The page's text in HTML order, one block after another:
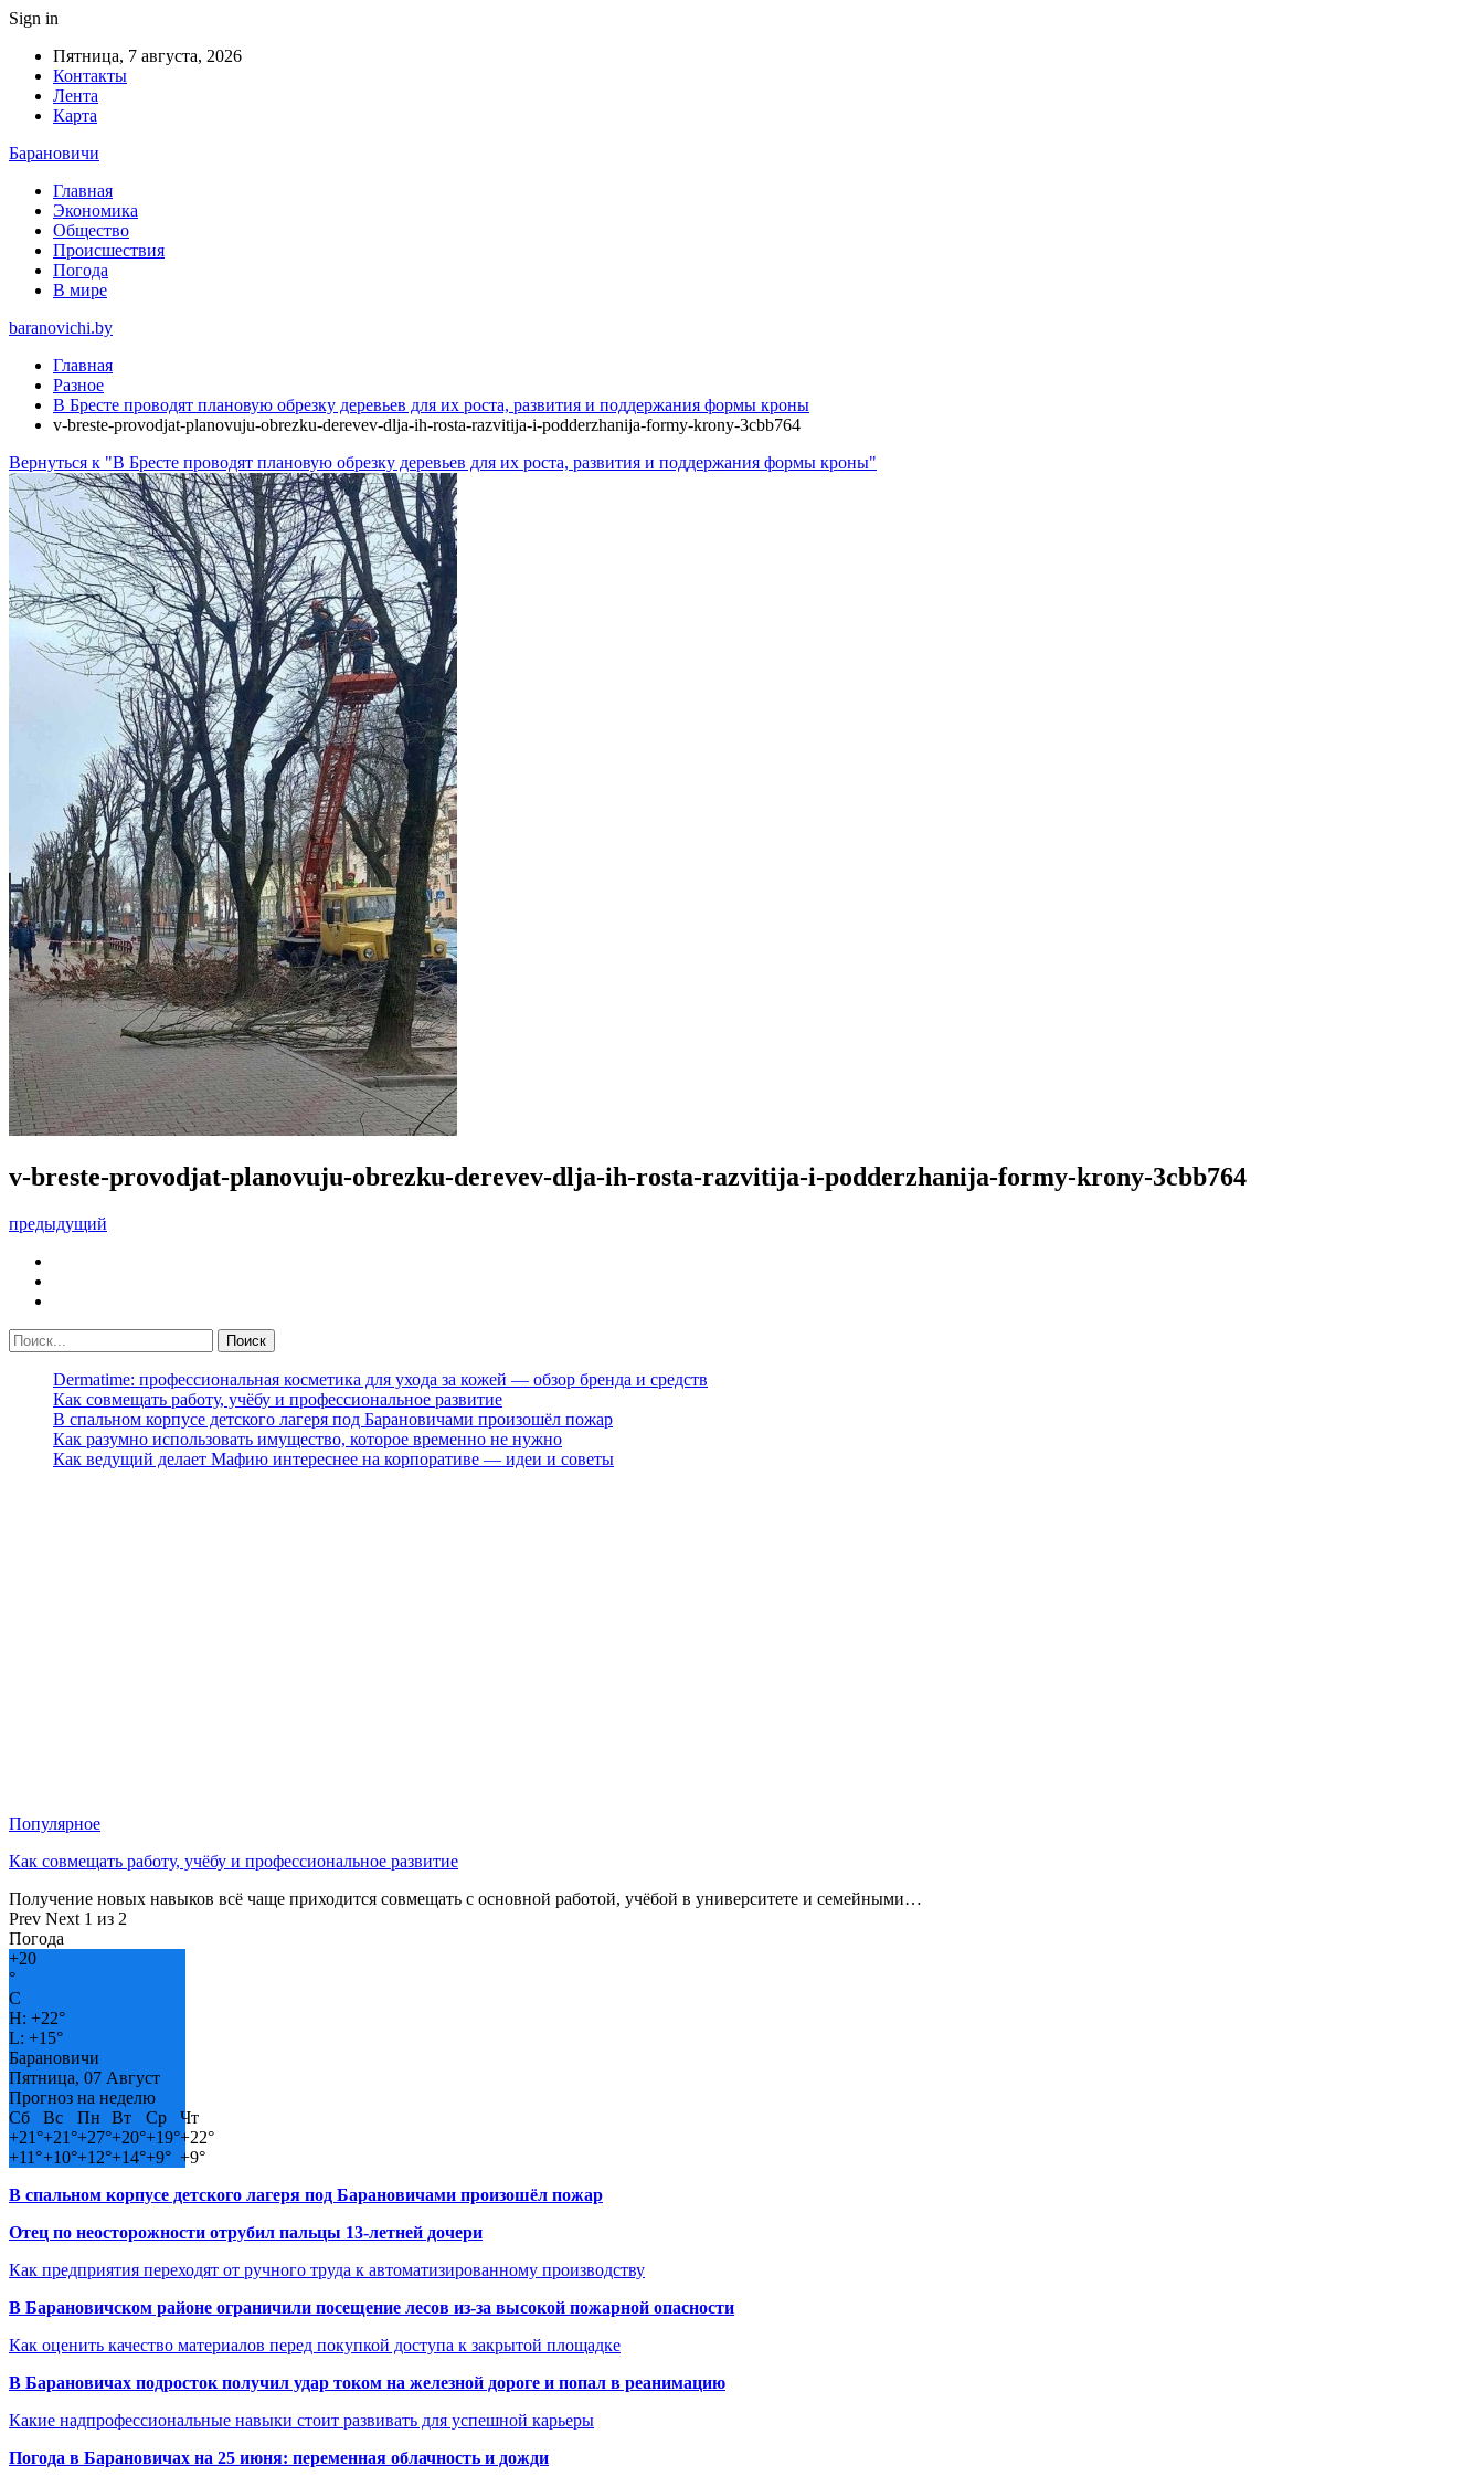
Sign in
Пятница, 7 августа, 2026
Контакты
Лента
Карта
Барановичи
Главная
Экономика
Общество
Происшествия
Погода
В мире
baranovichi.by
Главная
Разное
В Бресте проводят плановую обрезку деревьев для их роста, развития и поддержания формы кроны
v-breste-provodjat-planovuju-obrezku-derevev-dlja-ih-rosta-razvitija-i-podderzhanija-formy-krony-3cbb764
Вернуться к "В Бресте проводят плановую обрезку деревьев для их роста, развития и поддержания формы кроны"
v-breste-provodjat-planovuju-obrezku-derevev-dlja-ih-rosta-razvitija-i-podderzhanija-formy-krony-3cbb764
предыдущий
Dermatime: профессиональная косметика для ухода за кожей — обзор бренда и средств
Как совмещать работу, учёбу и профессиональное развитие
В спальном корпусе детского лагеря под Барановичами произошёл пожар
Как разумно использовать имущество, которое временно не нужно
Как ведущий делает Мафию интереснее на корпоративе — идеи и советы
Популярное
Как совмещать работу, учёбу и профессиональное развитие
Получение новых навыков всё чаще приходится совмещать с основной работой, учёбой в университете и семейными…
Prev Next 1 из 2
Погода
+20
°
C
H: +22°
L: +15°
Барановичи
Пятница, 07 Август
Прогноз на неделю
Сб
Вс Пн Вт Ср
Чт
+21°+21°+27°+20°+19°+22°
+11°+10°+12°+14°+9° +9°
В спальном корпусе детского лагеря под Барановичами произошёл пожар
Отец по неосторожности отрубил пальцы 13-летней дочери
Как предприятия переходят от ручного труда к автоматизированному производству
В Барановичском районе ограничили посещение лесов из-за высокой пожарной опасности
Как оценить качество материалов перед покупкой доступа к закрытой площадке
В Барановичах подросток получил удар током на железной дороге и попал в реанимацию
Какие надпрофессиональные навыки стоит развивать для успешной карьеры
Погода в Барановичах на 25 июня: переменная облачность и дожди